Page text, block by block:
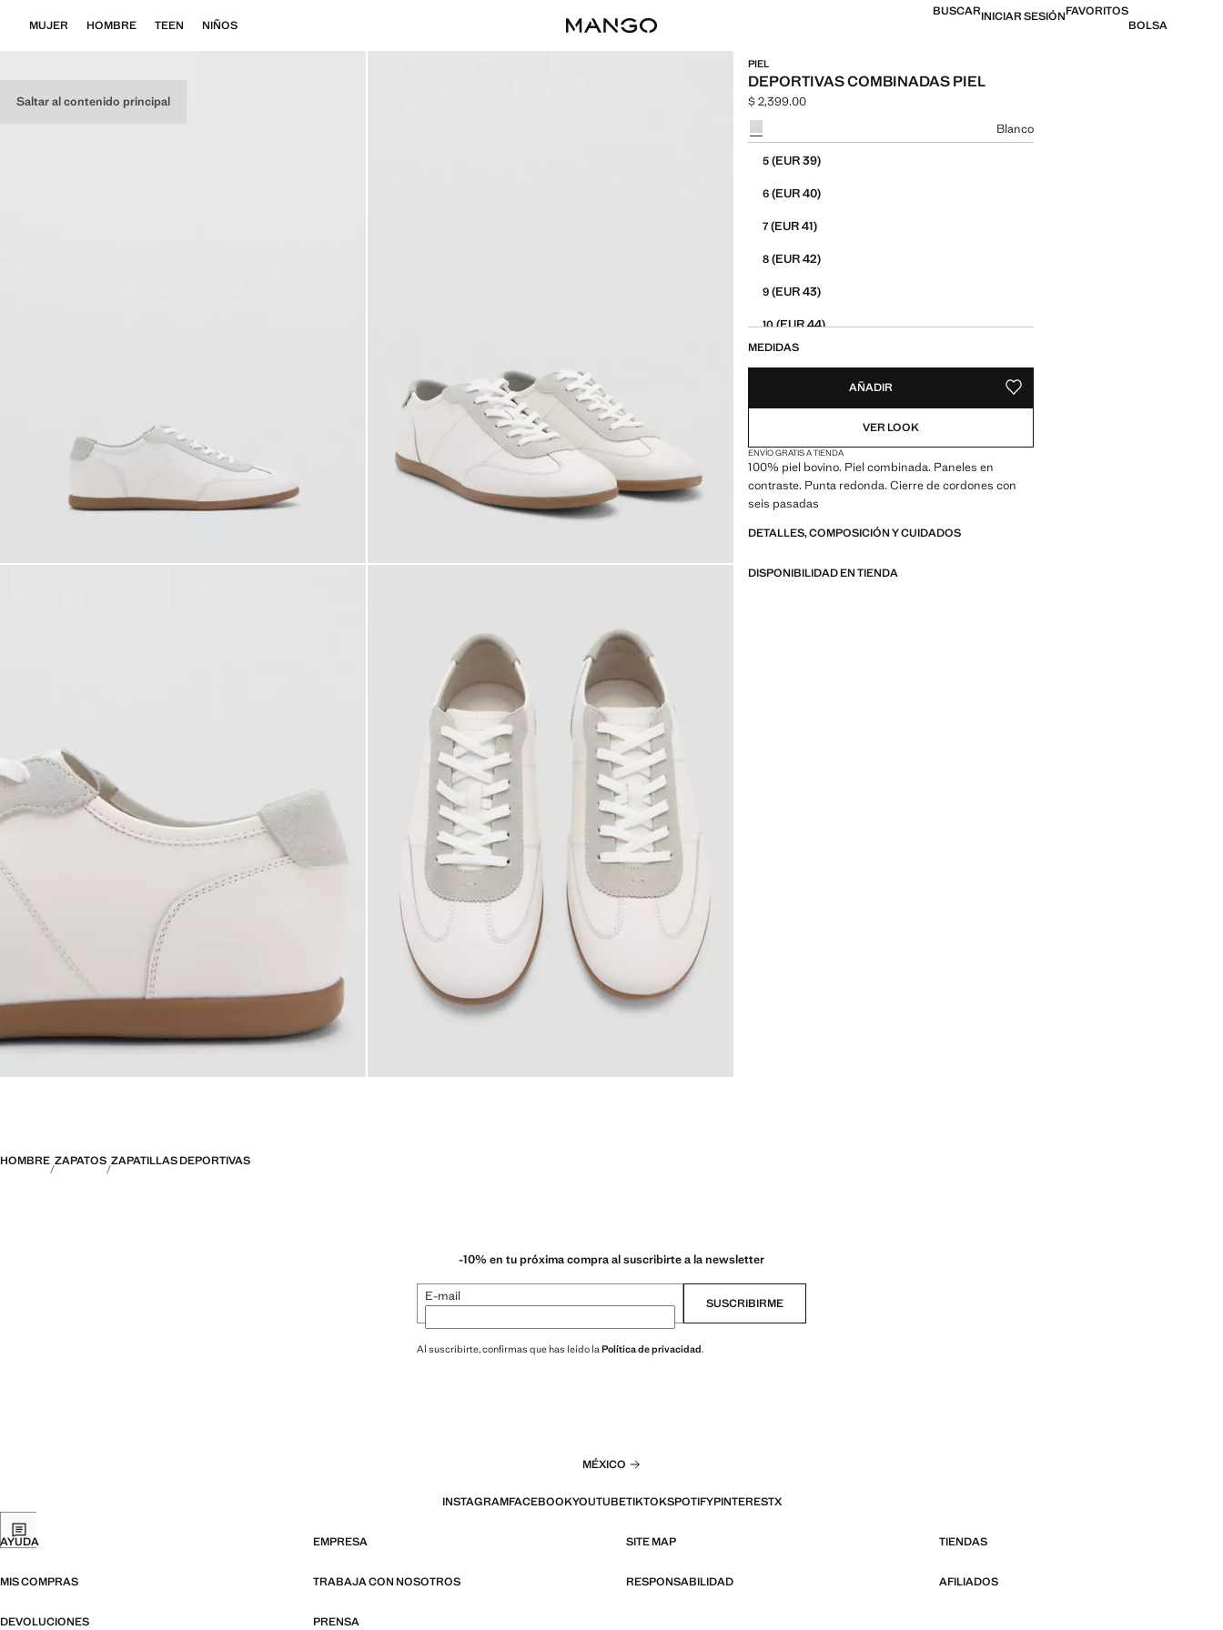
Saltar al contenido principal
MUJER HOMBRE TEEN NIÑOS
BUSCARINICIAR SESIÓNFAVORITOS
BOLSA
PIEL
DEPORTIVAS COMBINADAS PIEL
Precio actual [$ 2,399.00 ]
$ 2,399.00
Selecciona un color
Blanco
5(EUR 39)
6(EUR 40)
7(EUR 41)
8(EUR 42)
9(EUR 43)
10(EUR 44)
(EUR 45)
MEDIDAS
AÑADIR GUARDAR COMO FAVORITO
VER LOOK
ENVÍO GRATIS A TIENDA
100% piel bovino. Piel combinada. Paneles en
contraste. Punta redonda. Cierre de cordones con
seis pasadas
DETALLES, COMPOSICIÓN Y CUIDADOS
DISPONIBILIDAD EN TIENDA
HOMBRE ZAPATOS ZAPATILLAS DEPORTIVAS
-10% en tu próxima compra al suscribirte a la newsletter
E-mail SUSCRIBIRME
Al suscribirte, confirmas que has leído laPolítica de privacidad.
MÉXICO
INSTAGRAMFACEBOOKYOUTUBETIKTOKSPOTIFYPINTERESTX
AYUDA EMPRESA SITE MAP TIENDAS
MIS COMPRAS TRABAJA CON NOSOTROS RESPONSABILIDAD AFILIADOS
DEVOLUCIONES PRENSA